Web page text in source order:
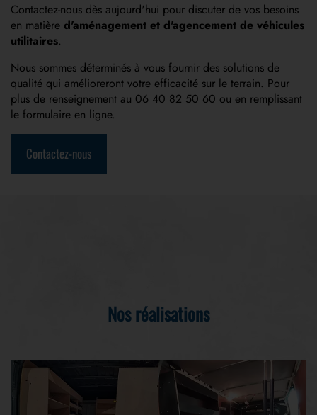
Contactez-nous dès aujourd'hui pour discuter de vos besoins
en matière d'aménagement et d'agencement de véhicules
utilitaires.
Nous sommes déterminés à vous fournir des solutions de
qualité qui amélioreront votre efficacité sur le terrain. Pour
plus de renseignement au 06 40 82 50 60 ou en remplissant
le formulaire en ligne.
Contactez-nous
Nos réalisations